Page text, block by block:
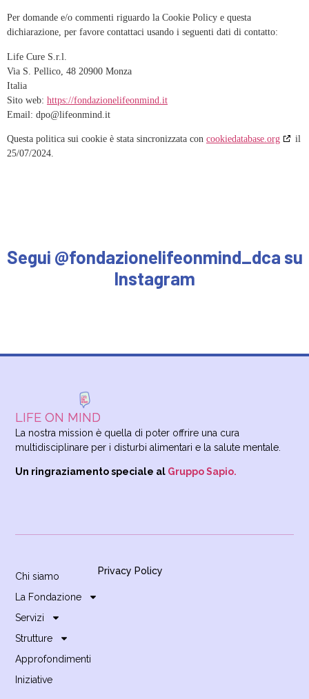
Per domande e/o commenti riguardo la Cookie Policy e questa
dichiarazione, per favore contattaci usando i seguenti dati di contatto:
Life Cure S.r.l.
Via S. Pellico, 48 20900 Monza
Italia
Sito web: https://fondazionelifeonmind.it
Email: dpo@lifeonmind.it
Questa politica sui cookie è stata sincronizzata con cookiedatabase.org
il
25/07/2024.
Segui @fondazionelifeonmind_dca su
Instagram
LIFE ON MIND
La nostra mission è quella di poter offrire una cura
multidisciplinare per i disturbi alimentari e la salute mentale.
Un ringraziamento speciale al Gruppo Sapio.
Chi siamo
La Fondazione
Servizi
Strutture
Approfondimenti
Iniziative
Privacy Policy